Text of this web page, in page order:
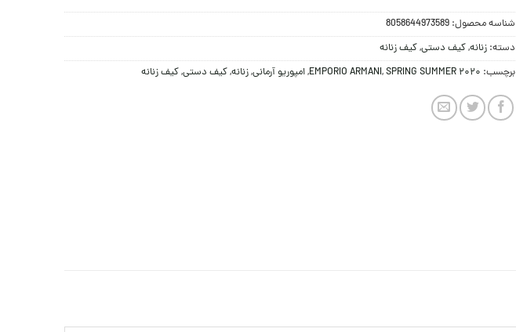
شناسه محصول: 8058644973589
دسته: زنانه,کيف دستی,کیف زنانه
برچسب:
EMPORIO ARMANI,SPRING SUMMER 2020
,امپوریو آرمانی,زنانه,کيف دستی,کیف زنانه